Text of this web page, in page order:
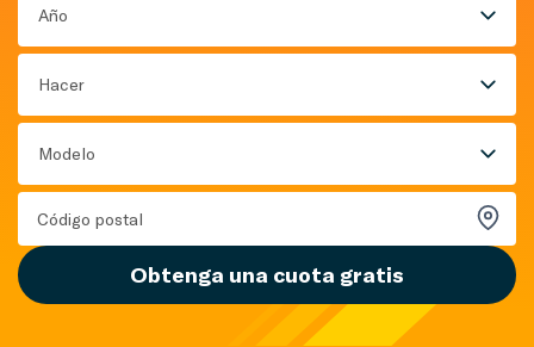
Año
Hacer
Modelo
Obtenga una cuota gratis